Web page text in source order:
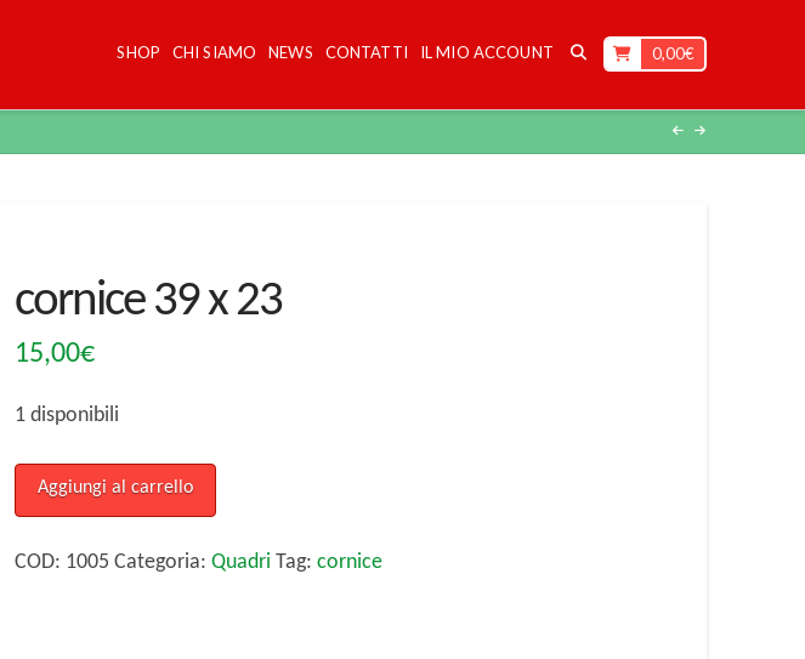
SHOP CHI SIAMO NEWS CONTATTI IL MIO ACCOUNT 0,00€
cornice 39 x 23
15,00€
1 disponibili
cornice
39
x
Aggiungi al carrello
COD: 1005 Categoria:Quadri Tag:cornice